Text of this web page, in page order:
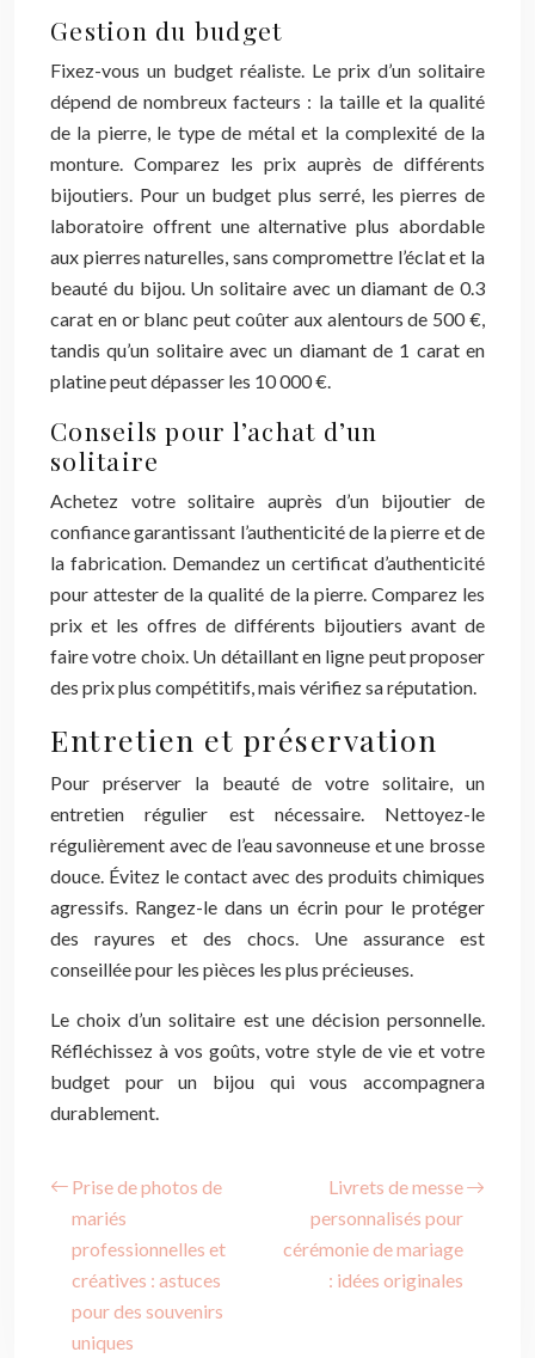
Gestion du budget
Fixez-vous un budget réaliste. Le prix d’un solitaire
dépend de nombreux facteurs : la taille et la qualité
de la pierre, le type de métal et la complexité de la
monture. Comparez les prix auprès de différents
bijoutiers. Pour un budget plus serré, les pierres de
laboratoire offrent une alternative plus abordable
aux pierres naturelles, sans compromettre l’éclat et la
beauté du bijou. Un solitaire avec un diamant de 0.3
carat en or blanc peut coûter aux alentours de 500 €,
tandis qu’un solitaire avec un diamant de 1 carat en
platine peut dépasser les 10 000 €.
Conseils pour l’achat d’un
solitaire
Achetez votre solitaire auprès d’un bijoutier de
confiance garantissant l’authenticité de la pierre et de
la fabrication. Demandez un certificat d’authenticité
pour attester de la qualité de la pierre. Comparez les
prix et les offres de différents bijoutiers avant de
faire votre choix. Un détaillant en ligne peut proposer
des prix plus compétitifs, mais vérifiez sa réputation.
Entretien et préservation
Pour préserver la beauté de votre solitaire, un
entretien régulier est nécessaire. Nettoyez-le
régulièrement avec de l’eau savonneuse et une brosse
douce. Évitez le contact avec des produits chimiques
agressifs. Rangez-le dans un écrin pour le protéger
des rayures et des chocs. Une assurance est
conseillée pour les pièces les plus précieuses.
Le choix d’un solitaire est une décision personnelle.
Réfléchissez à vos goûts, votre style de vie et votre
budget pour un bijou qui vous accompagnera
durablement.
Prise de photos de
mariés
professionnelles et
créatives : astuces
pour des souvenirs
uniques
Livrets de messe
personnalisés pour
cérémonie de mariage
: idées originales